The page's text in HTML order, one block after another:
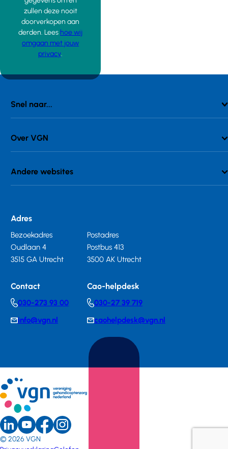
zullen deze nooit
doorverkopen aan
derden. Lees hoe wij
omgaan met jouw
privacy.
Snel naar...
Over VGN
Andere websites
Adres
Bezoekadres
Oudlaan 4
3515 GA Utrecht
Postadres
Postbus 413
3500 AK Utrecht
Contact
Telephonenumber
030-273 93 00
E-info@vgn.nl
Cao-helpdesk
Telephonenumber
030-27 39 719
E-
mail
caohelpdesk@vgn.nl
Sociale
LinkedIn
(external
Youtube
(external
Instagram
© 2026 VGN